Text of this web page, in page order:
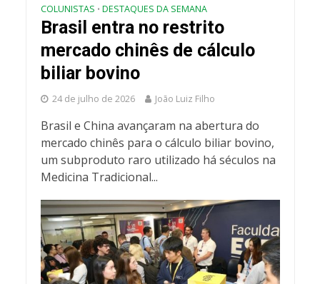
COLUNISTAS • DESTAQUES DA SEMANA
Brasil entra no restrito
mercado chinês de cálculo
biliar bovino
24 de julho de 2026 João Luiz Filho
Brasil e China avançaram na abertura do
mercado chinês para o cálculo biliar bovino,
um subproduto raro utilizado há séculos na
Medicina Tradicional...